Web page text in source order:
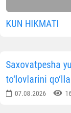
KUN HIKMATI
Saxovatpesha
to‘lovlarini
07.08.2026